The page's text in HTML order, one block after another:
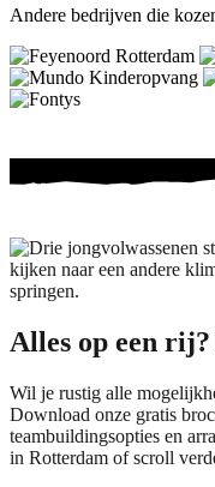
Andere bedrijven die
Alles op een
Wil je rustig alle
Download onze gratis
teambuildingsopties en
in Rotterdam of scroll